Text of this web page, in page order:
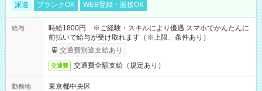
派遣 ブランクOK WEB登録・面接OK
給与
時給1800円 ※ご経験・スキルにより優遇 スマホでかんたんに
前払いで給与が受け取れます（※上限、条件あり）
交通費別途支給あり
交通費 交通費全額支給（規定あり）
勤務地
東京都中央区